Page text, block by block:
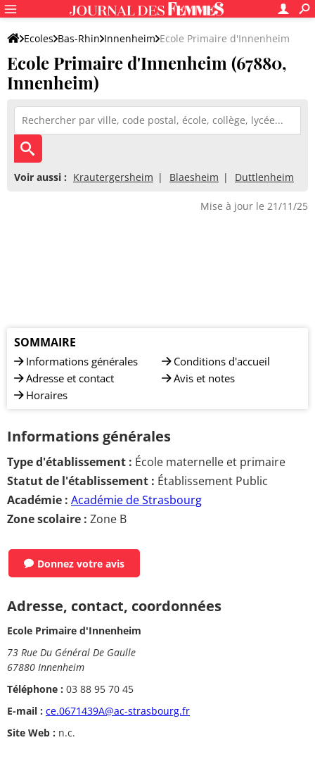
Ecoles Bas-Rhin Innenheim Ecole Primaire d'Innenheim
Ecole Primaire d'Innenheim (67880,
Innenheim)
Voir aussi : Krautergersheim Blaesheim Duttlenheim
Mise à jour le 21/11/25
SOMMAIRE
Informations générales
Adresse et contact
Horaires
Conditions d'accueil
Avis et notes
Informations générales
Type d'établissement : École maternelle et primaire
Statut de l'établissement : Établissement Public
Académie : Académie de Strasbourg
Zone scolaire : Zone B
Donnez votre avis
Adresse, contact, coordonnées
Ecole Primaire d'Innenheim
73 Rue Du Général De Gaulle
67880 Innenheim
Téléphone : 03 88 95 70 45
E-mail : ce.0671439A@ac-strasbourg.fr
Site Web : n.c.